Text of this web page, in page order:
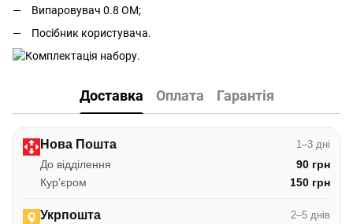
Випаровувач 0.8 ОМ;
Посібник користувача.
Доставка Оплата Гарантія
Нова Пошта 1–3 дні
До відділення
90 грн
Курʼєром
150 грн
Укрпошта 2–5 днів